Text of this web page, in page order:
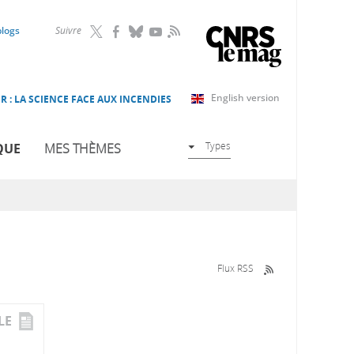
Suivre RSS
English version
: LA SCIENCE FACE AUX INCENDIES
MES THÈMES Types
Flux RSS